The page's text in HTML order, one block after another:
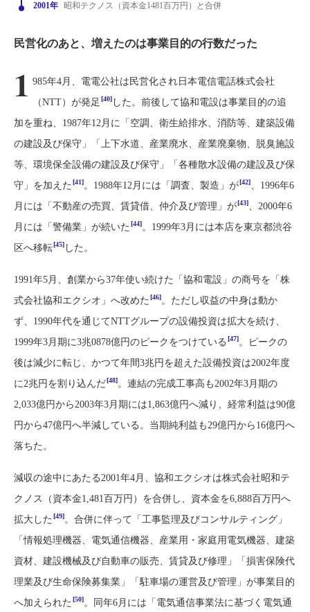
2001年 昭和テクノス（資本金1481百万円）と合併
民営化のあと、増えたのは事業目的の行数だった
1 985年4月、電電公社は民営化され日本電信電話株式会社
（NTT）が発足 [40] した。前後して協和電設は事業目的の追
加を重ね、1987年12月に「空調、衛生給排水、消防等、建築設備
の建設及び保守」「上下水道、産業廃水、産業廃棄物、脱臭施設
等、環境保全設備の建設及び保守」「各種散水設備の建設及び保
守」を加えた [41]。1988年12月には「調査、製造」が[42]
、1996年6
月には「不動産の売買、賃貸借、仲介及び管理」が[43]
、2000年6
月には「警備業」が続いた [44]。1999年3月には本店を東京都渋谷
区へ移転[45] した。
1991年5月、創業から37年使い続けた「協和電設」の商号を「株
式会社協和エクシオ」へ改めた [46]。ただし収益の中身は動か
ず、1990年代を通じてNTTグループの設備投資は拡大を続け、
1999年3月期に3兆0878億円のピークをつけている [47]。ピークの
後は減少に転じ、かつて年間3兆円を超えた設備投資は2002年度
に2兆円を割り込んだ[48]。連結の完成工事高も2002年3月期の
2,033億円から2003年3月期には1,863億円へ減り、経常利益は90億
円から47億円へ半減している。当期純利益も29億円から16億円へ
落ちた。
減収の途中にあたる2001年4月、協和エクシオは株式会社昭和テ
クノス（資本金1,481百万円）を合併し、資本金を6,888百万円へ
拡大した [49]。合併に伴って「工事監理及びコンサルティング」
「情報処理機器、電気通信機器、産業用・家庭用電気機器、建築
資材、建設機械及び自動車の販売、賃貸及び修理」「損害保険代
理業及び生命保険募集業」「駐車場の運営及び管理」が事業目的
へ加えられた [50]。同年6月には「電気通信事業法に基づく電気通